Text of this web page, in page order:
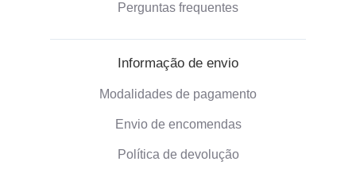
Perguntas frequentes
Informação de envio
Modalidades de pagamento
Envio de encomendas
Política de devolução